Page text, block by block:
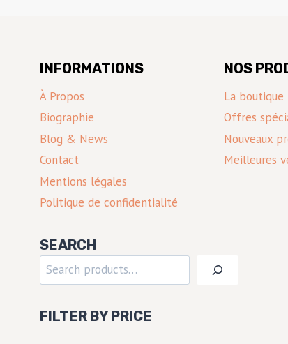
INFORMATIONS
À Propos
Biographie
Blog & News
Contact
Mentions légales
Politique de confidentialité
SEARCH
Rechercher
FILTER BY PRICE
NOS
La boutique
Offres
Nouveaux
Meilleures